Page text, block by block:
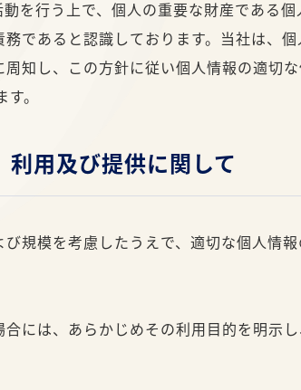
を行う上で、個人の重要な財産である
であると認識しております。当社は、
知し、この方針に従い個人情報の適切
。
利用及び提供に関して
規模を考慮したうえで、適切な個人情
には、あらかじめその利用目的を明示